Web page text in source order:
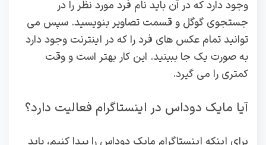
وجود دارد که در آن باید نام فرد مورد نظر را در
جستجوی گوگل و قسمت تصاویر بنویسید. سپس می
توانید تمام عکس های فرد را که در اینترنت وجود دارد
به صورت یک جا ببینید. این کار بهتر است و وقت
کمتری را می گیرد.
آیا مایک دوداس در اینستاگرام فعالیت دارد؟